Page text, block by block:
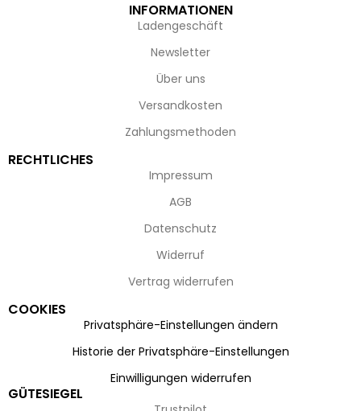
INFORMATIONEN
Ladengeschäft
Newsletter
Über uns
Versandkosten
Zahlungsmethoden
RECHTLICHES
Impressum
AGB
Datenschutz
Widerruf
Vertrag widerrufen
COOKIES
Privatsphäre-Einstellungen ändern
Historie der Privatsphäre-Einstellungen
Einwilligungen widerrufen
GÜTESIEGEL